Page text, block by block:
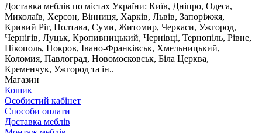
Доставка меблів по містах України: Київ, Дніпро, Одеса,
Миколаїв, Херсон, Вінниця, Харків, Львів, Запоріжжя,
Кривий Ріг, Полтава, Суми, Житомир, Черкаси, Ужгород,
Чернігів, Луцьк, Кропивницький, Чернівці, Тернопіль, Рівне,
Нікополь, Покров, Івано-Франківськ, Хмельницький,
Коломия, Павлоград, Новомосковськ, Біла Церква,
Кременчук, Ужгород та ін..
Магазин
Кошик
Особистий кабінет
Способи оплати
Доставка меблів